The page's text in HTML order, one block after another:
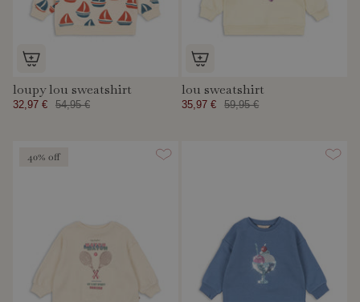
loupy lou sweatshirt
32,97 € 54,95 €
lou sweatshirt
35,97 € 59,95 €
40% off